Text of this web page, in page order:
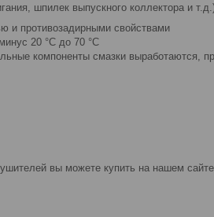
шпилек выпускного коллектора и
и противозадирными свойствами
20 °С до 70 °С
компоненты смазки выработаются,
вы можете купить на нашем сайте